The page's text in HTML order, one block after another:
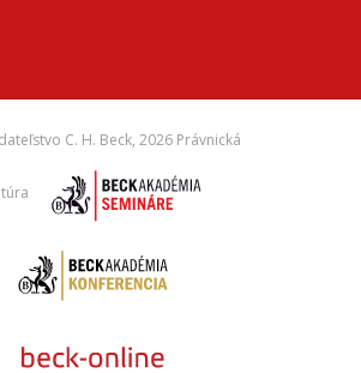
C. H. Beck, 2026 Právnická